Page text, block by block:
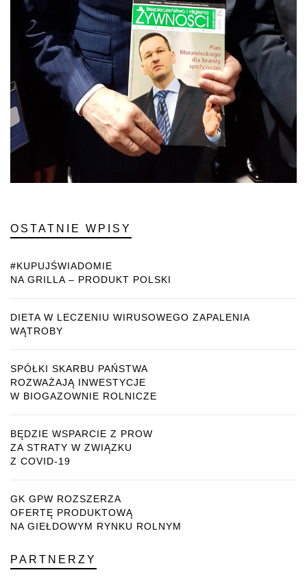
OSTATNIE WPISY
#KUPUJŚWIADOMIE
NA GRILLA – PRODUKT POLSKI
DIETA W LECZENIU WIRUSOWEGO ZAPALENIA
WĄTROBY
SPÓŁKI SKARBU PAŃSTWA
ROZWAŻAJĄ INWESTYCJE
W BIOGAZOWNIE ROLNICZE
BĘDZIE WSPARCIE Z PROW
ZA STRATY W ZWIĄZKU
Z COVID-19
GK GPW ROZSZERZA
OFERTĘ PRODUKTOWĄ
NA GIEŁDOWYM RYNKU ROLNYM
PARTNERZY